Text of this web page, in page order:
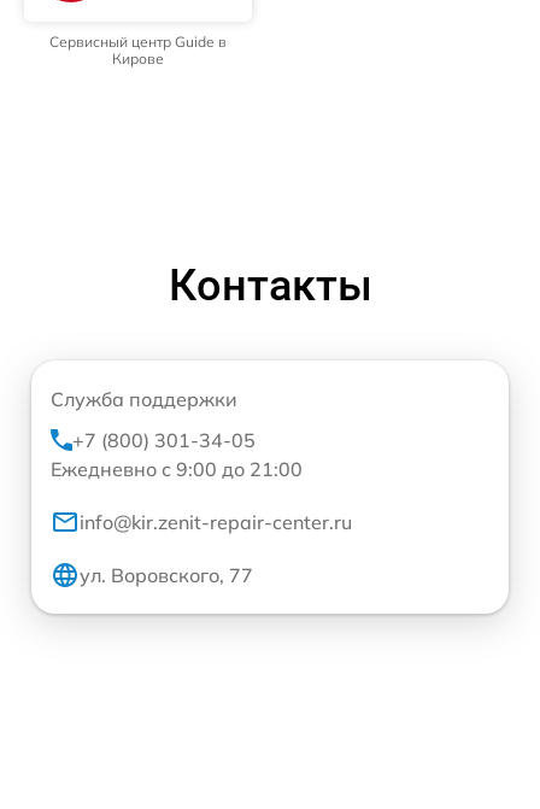
Сервисный центр Guide в
Кирове
Контакты
Служба поддержки
+7 (800) 301-34-05
Ежедневно с 9:00 до 21:00
info@kir.zenit-repair-center.ru
ул. Воровского, 77